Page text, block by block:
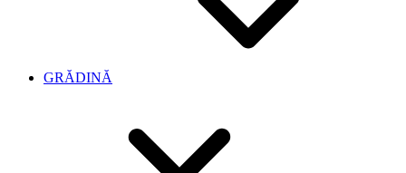
GRĂDINĂ